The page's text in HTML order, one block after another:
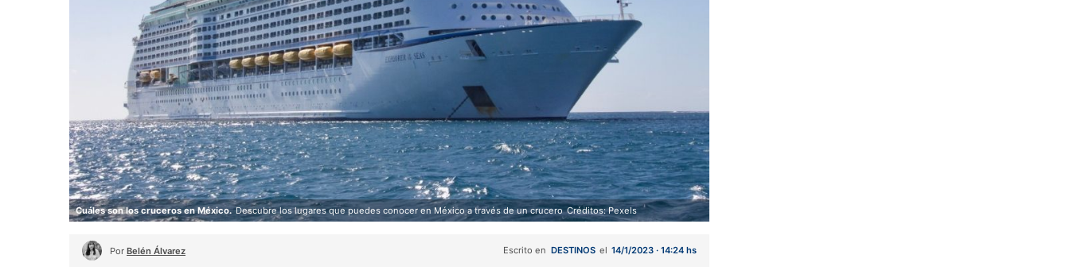
Cuáles son los cruceros en México. Descubre los lugares que puedes conocer en México a través de un crucero Créditos: Pexels
Por Belén Álvarez Escrito en DESTINOS el 14/1/2023 · 14:24 hs